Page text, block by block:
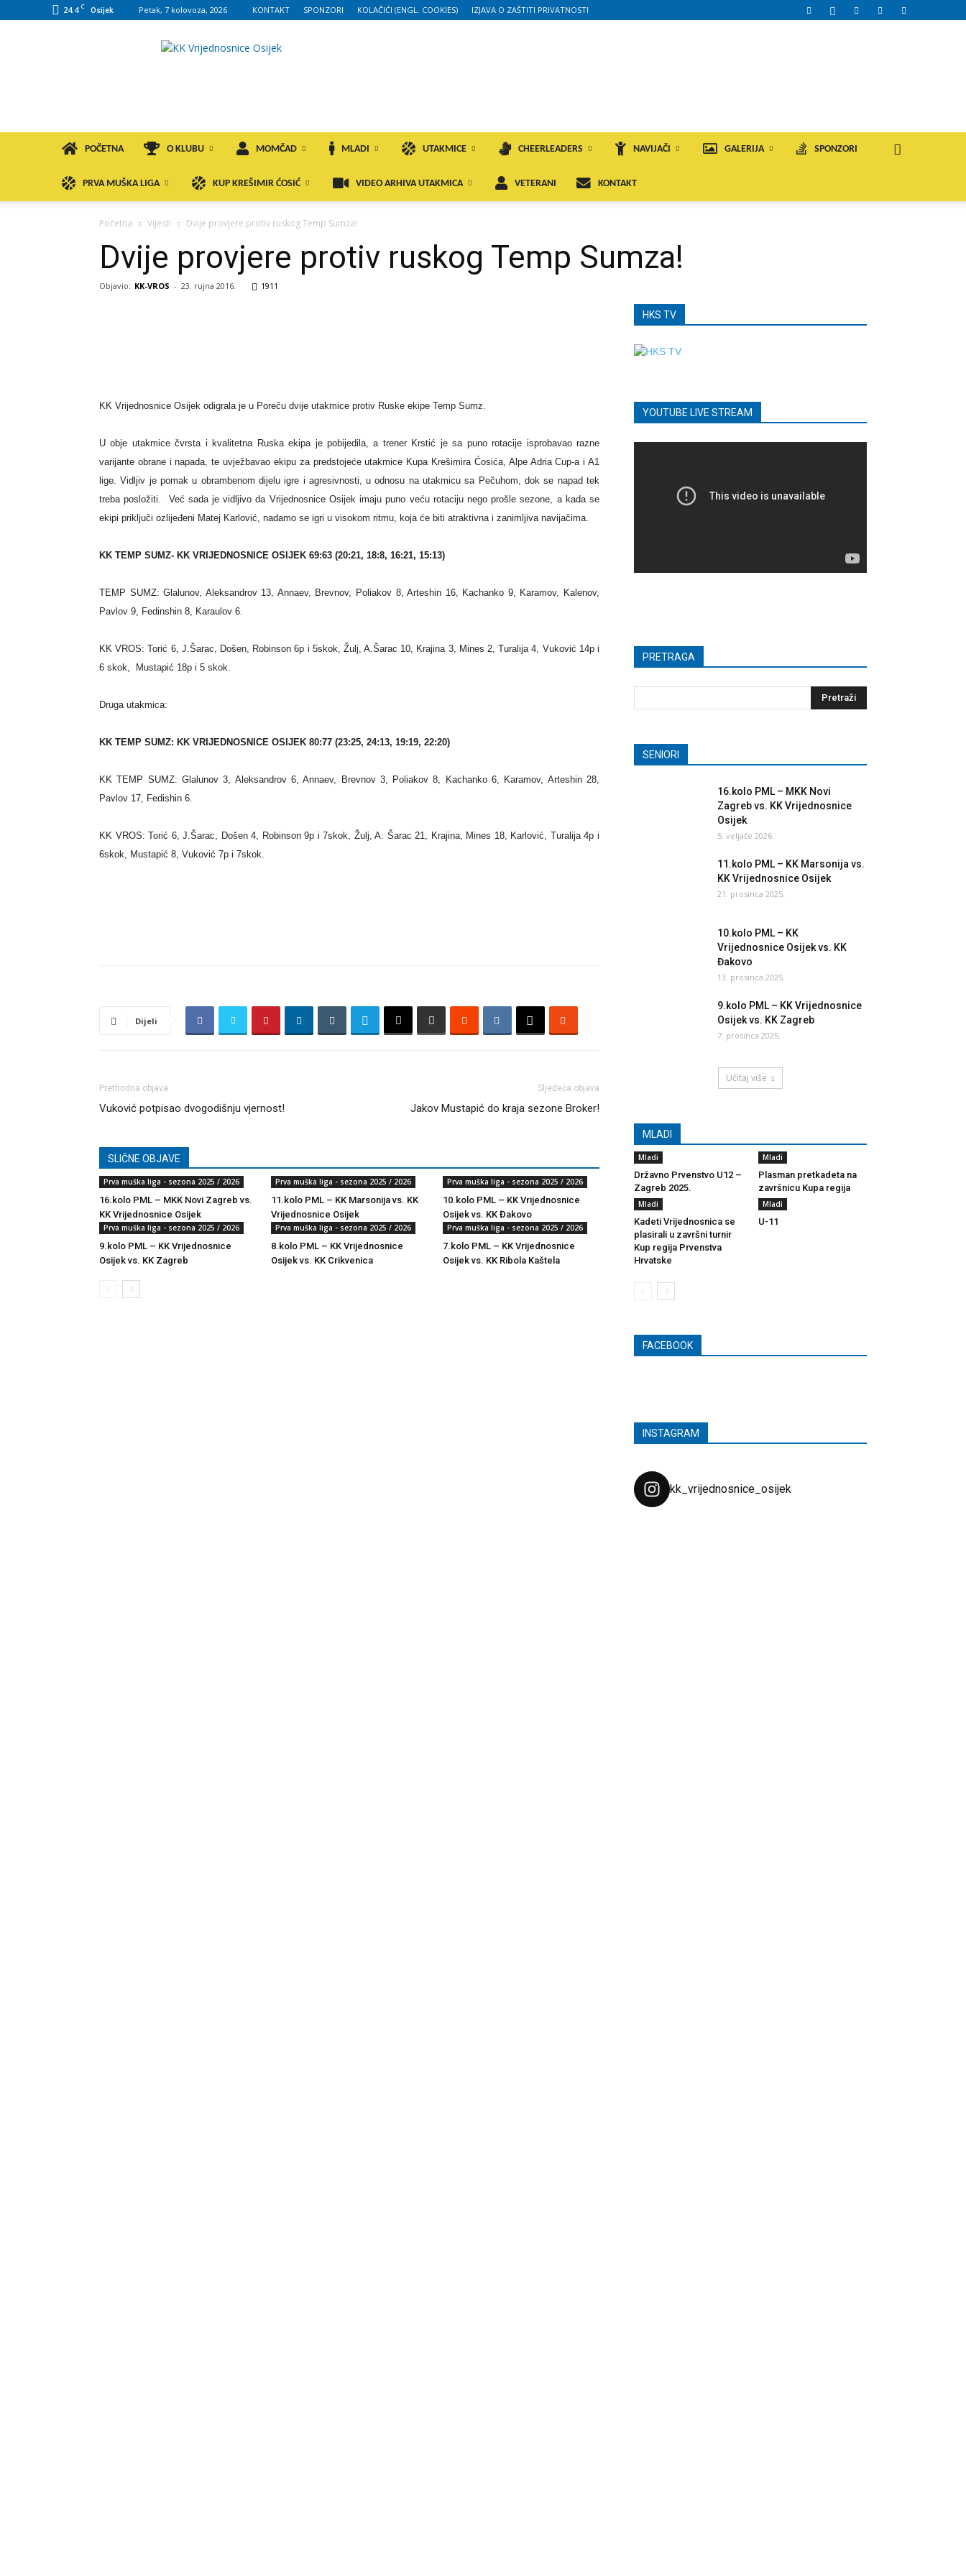
24.4 C Osijek Petak, 7 kolovoza, 2026 KONTAKT SPONZORI KOLAČIĆI (ENGL. COOKIES) IZJAVA O ZAŠTITI PRIVATNOSTI
POČETNA O KLUBU MOMČAD MLADI UTAKMICE CHEERLEADERS NAVIJAČI GALERIJA SPONZORI
PRVA MUŠKA LIGA KUP KREŠIMIR ĆOSIĆ VIDEO ARHIVA UTAKMICA VETERANI KONTAKT
Početna Vijesti Dvije provjere protiv ruskog Temp Sumza!
Dvije provjere protiv ruskog Temp Sumza!
Objavio: KK-VROS - 23. rujna 2016. 1911
KK Vrijednosnice Osijek odigrala je u Poreču dvije utakmice protiv Ruske ekipe Temp Sumz.
U obje utakmice čvrsta i kvalitetna Ruska ekipa je pobijedila, a trener Krstić je sa puno rotacije isprobavao razne
varijante obrane i napada, te uvježbavao ekipu za predstojeće utakmice Kupa Krešimira Ćosića, Alpe Adria Cup-a i A1
lige. Vidljiv je pomak u obrambenom dijelu igre i agresivnosti, u odnosu na utakmicu sa Pečuhom, dok se napad tek
treba posložiti. Već sada je vidljivo da Vrijednosnice Osijek imaju puno veću rotaciju nego prošle sezone, a kada se
ekipi priključi ozlijeđeni Matej Karlović, nadamo se igri u visokom ritmu, koja će biti atraktivna i zanimljiva navijačima.
KK TEMP SUMZ- KK VRIJEDNOSNICE OSIJEK 69:63 (20:21, 18:8, 16:21, 15:13)
TEMP SUMZ: Glalunov, Aleksandrov 13, Annaev, Brevnov, Poliakov 8, Arteshin 16, Kachanko 9, Karamov, Kalenov,
Pavlov 9, Fedinshin 8, Karaulov 6.
KK VROS: Torić 6, J.Šarac, Došen, Robinson 6p i 5skok, Žulj, A.Šarac 10, Krajina 3, Mines 2, Turalija 4, Vuković 14p i
6 skok, Mustapić 18p i 5 skok.
Druga utakmica:
KK TEMP SUMZ: KK VRIJEDNOSNICE OSIJEK 80:77 (23:25, 24:13, 19:19, 22:20)
KK TEMP SUMZ: Glalunov 3, Aleksandrov 6, Annaev, Brevnov 3, Poliakov 8, Kachanko 6, Karamov, Arteshin 28,
Pavlov 17, Fedishin 6.
KK VROS: Torić 6, J.Šarac, Došen 4, Robinson 9p i 7skok, Žulj, A. Šarac 21, Krajina, Mines 18, Karlović, Turalija 4p i
6skok, Mustapić 8, Vuković 7p i 7skok.
Dijeli
Prethodna objava
Vuković potpisao dvogodišnju vjernost!
Sljedeća objava
Jakov Mustapić do kraja sezone Broker!
SLIČNE OBJAVE
Prva muška liga - sezona 2025 / 2026
16.kolo PML – MKK Novi Zagreb vs.
KK Vrijednosnice Osijek
Prva muška liga - sezona 2025 / 2026
11.kolo PML – KK Marsonija vs. KK
Vrijednosnice Osijek
Prva muška liga - sezona 2025 / 2026
10.kolo PML – KK Vrijednosnice
Osijek vs. KK Đakovo
Prva muška liga - sezona 2025 / 2026
9.kolo PML – KK Vrijednosnice
Osijek vs. KK Zagreb
Prva muška liga - sezona 2025 / 2026
8.kolo PML – KK Vrijednosnice
Osijek vs. KK Crikvenica
Prva muška liga - sezona 2025 / 2026
7.kolo PML – KK Vrijednosnice
Osijek vs. KK Ribola Kaštela
HKS TV
YOUTUBE LIVE STREAM
PRETRAGA
SENIORI
16.kolo PML – MKK Novi
Zagreb vs. KK Vrijednosnice
Osijek
5. veljače 2026.
11.kolo PML – KK Marsonija vs.
KK Vrijednosnice Osijek
21. prosinca 2025.
10.kolo PML – KK
Vrijednosnice Osijek vs. KK
Đakovo
13. prosinca 2025.
9.kolo PML – KK Vrijednosnice
Osijek vs. KK Zagreb
7. prosinca 2025.
Učitaj više
MLADI
Mladi
Državno Prvenstvo U12 –
Zagreb 2025.
Mladi
Plasman pretkadeta na
završnicu Kupa regija
Mladi
Kadeti Vrijednosnica se
plasirali u završni turnir
Kup regija Prvenstva
Hrvatske
Mladi
U-11
FACEBOOK
INSTAGRAM
kk_vrijednosnice_osijek